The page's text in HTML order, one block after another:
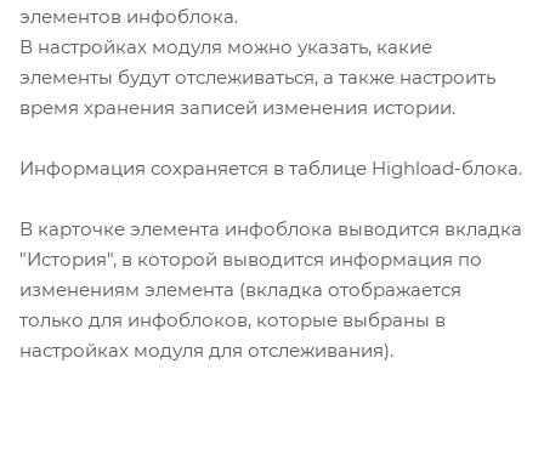
элементов инфоблока.
В настройках модуля можно указать, какие
элементы будут отслеживаться, а также настроить
время хранения записей изменения истории.
Информация сохраняется в таблице Highload-блока.
В карточке элемента инфоблока выводится вкладка
"История", в которой выводится информация по
изменениям элемента (вкладка отображается
только для инфоблоков, которые выбраны в
настройках модуля для отслеживания).